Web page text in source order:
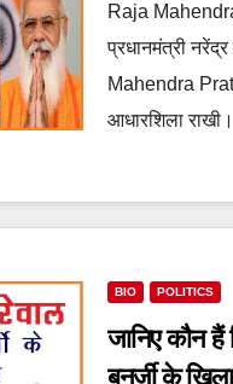
in Hindi
Raja
प्रधानमंत्री
Mahendra
आधारशिला
BIO POLITICS
जानिए कौन हैं
बनर्जी के